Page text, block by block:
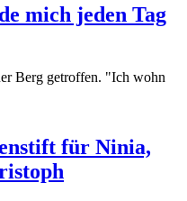
mich jeden Tag
Berg getroffen. "Ich wohn
für Ninia,